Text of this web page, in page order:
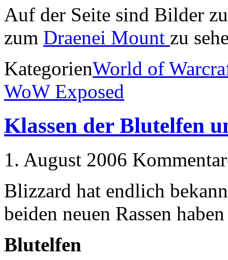
Auf der Seite sind Bilder
zum Draenei Mount zu
KategorienWorld of
WoW Exposed
Klassen der Blutelfen
1. August 2006
Blizzard hat endlich
beiden neuen Rassen
Blutelfen